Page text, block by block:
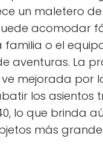
un maletero
acomodar
familia o el
aventuras. La
mejorada por
los asientos
lo que brinda
más